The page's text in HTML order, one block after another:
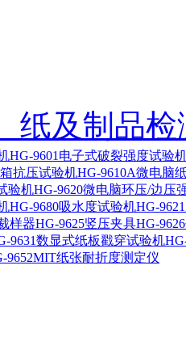
纸及制品检
HG-9601电子式破裂强度试验
抗压试验机HG-9610A微电脑
验机HG-9620微电脑环压/边压
HG-9680吸水度试验机HG-
样器HG-9625竖压夹具HG-
9631数显式纸板戳穿试验机
9652MIT纸张耐折度测定仪